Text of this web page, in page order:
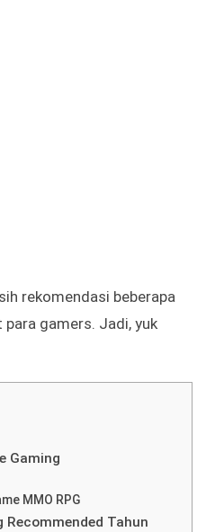
rekomendasi beberapa
gamers. Jadi, yuk
Gaming
MMO RPG
Recommended Tahun